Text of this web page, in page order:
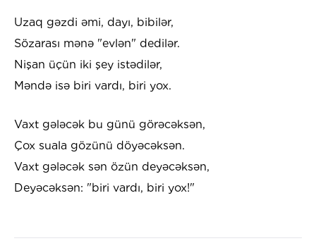
Uzaq gəzdi əmi, dayı, bibilər,
Sözarası mənə "evlən" dedilər.
Nişan üçün iki şey istədilər,
Məndə isə biri vardı, biri yox.
Vaxt gələcək bu günü görəcəksən,
Çox suala gözünü döyəcəksən.
Vaxt gələcək sən özün deyəcəksən,
Deyəcəksən: "biri vardı, biri yox!"